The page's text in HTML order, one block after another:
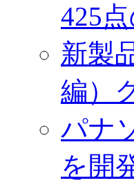
425
新製
編）
パナ
を開